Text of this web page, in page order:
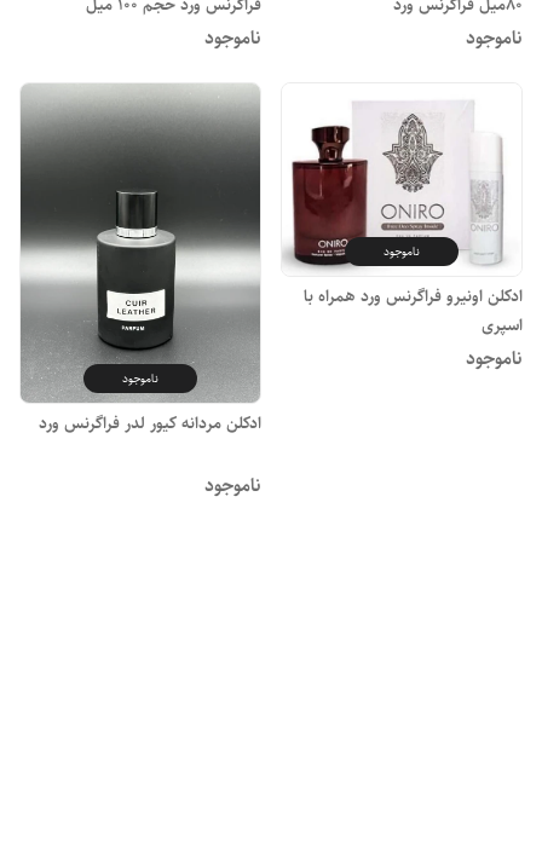
ناموجود ناموجود
ناموجود
ادکلن اونیرو فراگرنس ورد همراه با
اسپری
ناموجود
ناموجود
ادکلن مردانه کیور لدر فراگرنس ورد
ناموجود